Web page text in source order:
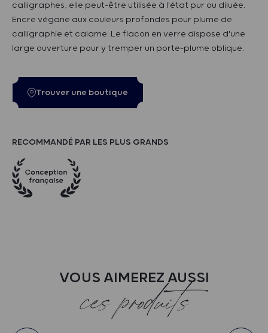
calligraphes, elle peut-être utilisée à l'état pur ou diluée.
Encre végane aux couleurs profondes pour plume de
calligraphie et calame. Le flacon en verre dispose d'une
large ouverture pour y tremper un porte-plume oblique.
Trouver une boutique
RECOMMANDÉ PAR LES PLUS GRANDS
VOUS AIMEREZ AUSSI
ces produits